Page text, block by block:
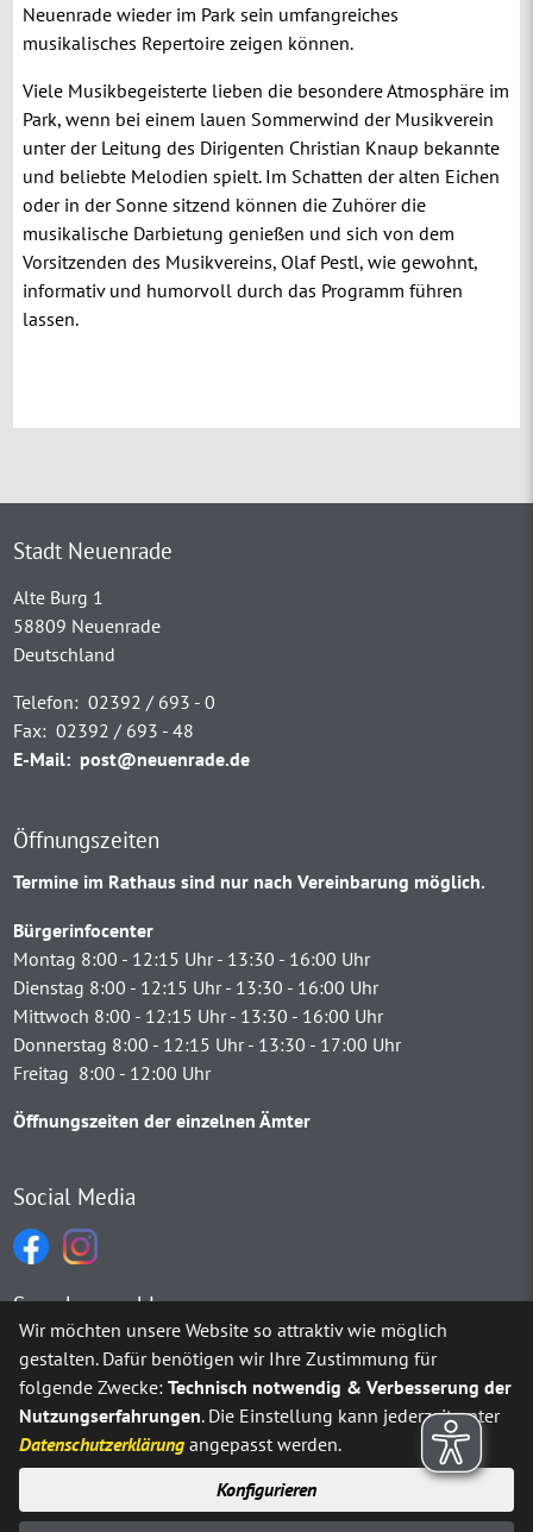
Neuenrade wieder im Park sein umfangreiches
musikalisches Repertoire zeigen können.
Viele Musikbegeisterte lieben die besondere Atmosphäre im
Park, wenn bei einem lauen Sommerwind der Musikverein
unter der Leitung des Dirigenten Christian Knaup bekannte
und beliebte Melodien spielt. Im Schatten der alten Eichen
oder in der Sonne sitzend können die Zuhörer die
musikalische Darbietung genießen und sich von dem
Vorsitzenden des Musikvereins, Olaf Pestl, wie gewohnt,
informativ und humorvoll durch das Programm führen
lassen.
Stadt Neuenrade
Alte Burg 1
58809 Neuenrade
Deutschland
Telefon: 02392 / 693 - 0
Fax: 02392 / 693 - 48
E-Mail: post@neuenrade.de
Öffnungszeiten
Termine im Rathaus sind nur nach Vereinbarung möglich.
Bürgerinfocenter
Montag 8:00 - 12:15 Uhr - 13:30 - 16:00 Uhr
Dienstag 8:00 - 12:15 Uhr - 13:30 - 16:00 Uhr
Mittwoch 8:00 - 12:15 Uhr - 13:30 - 16:00 Uhr
Donnerstag 8:00 - 12:15 Uhr - 13:30 - 17:00 Uhr
Freitag 8:00 - 12:00 Uhr
Öffnungszeiten der einzelnen Ämter
Social Media
Sprachauswahl
Möchten Sie vonGoogle Translate bereitgestellte externe
Ja Immer
Wir möchten unsere Website so attraktiv wie möglich
gestalten. Dafür benötigen wir Ihre Zustimmung für
folgende Zwecke:Technisch notwendig & Verbesserung der
Nutzungserfahrungen. Die Einstellung kann jederzeit unter
Datenschutzerklärung angepasst werden.
Konfigurieren